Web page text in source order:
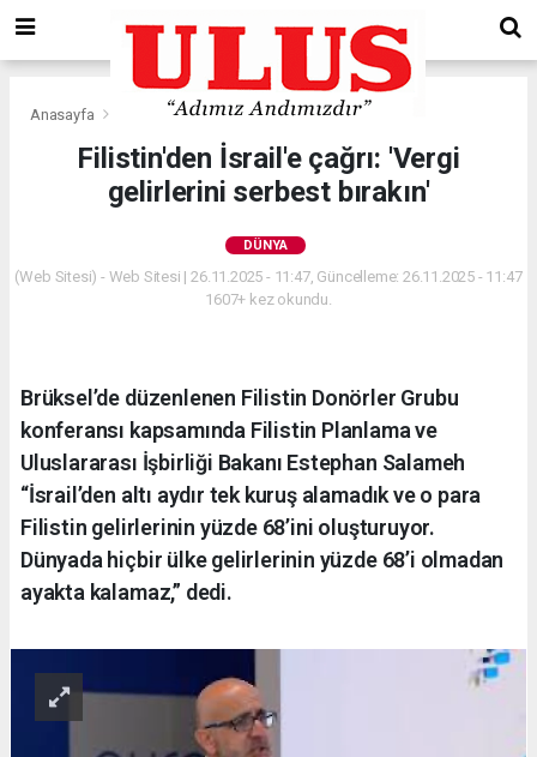
Anasayfa
Filistin'den İsrail'e çağrı: 'Vergi
gelirlerini serbest bırakın'
DÜNYA
(Web Sitesi) - Web Sitesi | 26.11.2025 - 11:47, Güncelleme: 26.11.2025 - 11:47
1607+ kez okundu.
Brüksel’de düzenlenen Filistin Donörler Grubu
konferansı kapsamında Filistin Planlama ve
Uluslararası İşbirliği Bakanı Estephan Salameh
“İsrail’den altı aydır tek kuruş alamadık ve o para
Filistin gelirlerinin yüzde 68’ini oluşturuyor.
Dünyada hiçbir ülke gelirlerinin yüzde 68’i olmadan
ayakta kalamaz,” dedi.